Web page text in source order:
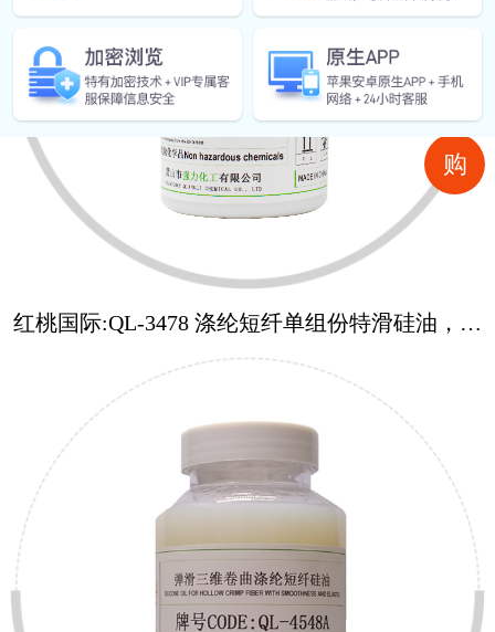
购
红桃国际:QL-3478 涤纶短纤单组份特滑硅油，化
学柔顺加滑助剂